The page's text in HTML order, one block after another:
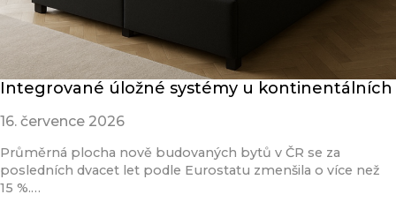
Integrované úložné systémy u kontinentálních
16. července 2026
Průměrná plocha nově budovaných bytů v ČR se za
posledních dvacet let podle Eurostatu zmenšila o více než
15 %.…